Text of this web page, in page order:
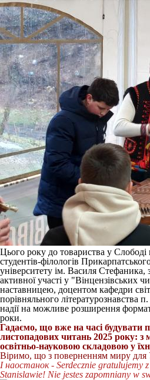
Цього року до товариства у
студентів-філологів
університету ім. Василя Стефаника,
активної участі у "Вінцензівських
наставницею, доцентом кафедри
порівняльного літературознавства
надії на можливе розширення
роки.
Гадаємо, що вже на часі будувати
листопадових читань 2025 року:
освітньо-науковою складовою у
Віримо, що з поверненням миру для
І наостанок - Serdecznie gratulujemy
Stanislawie! Nie jestes zapomniany w